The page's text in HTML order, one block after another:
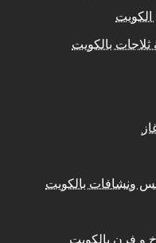
بالكويت
ونشافات بالكويت
و فرن بالكويت